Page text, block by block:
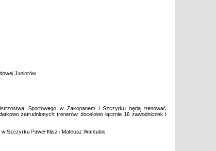
Juniorów
Sportowego w Zakopanem i Szczyrku będą trenować
zatrudnionych trenerów, docelowo łącznie 16 zawodniczek i
Szczyrku Paweł Klisz i Mateusz Wantulok.